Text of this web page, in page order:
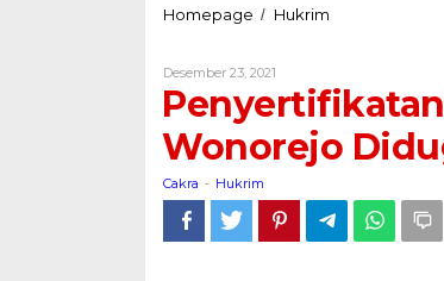
Homepage / Hukrim
Desa
Wonorejo
Diduga
ada
Data
Desember 23, 2021
Cakra
Penyertifikatan
Wonorejo
Cakra - Hukrim